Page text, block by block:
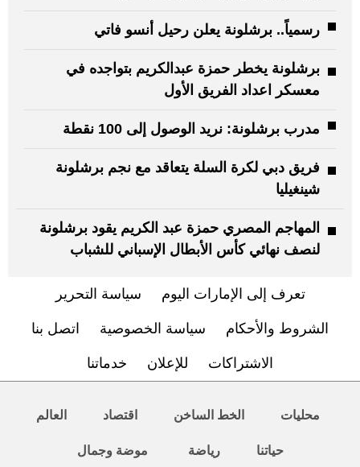
رسمياً.. برشلونة يعلن رحيل أنسو فاتي
برشلونة يخطر حمزة عبدالكريم بتواجده في
معسكر اعداد الفريق الأول
مدرب برشلونة: نريد الوصول إلى 100 نقطة
فريق دبي لكرة السلة يتعاقد مع نجم برشلونة
شينغيليا
المهاجم المصري حمزة عبد الكريم يقود برشلونة
لنصف نهائي كأس الأبطال الإسباني للشباب
تعرف إلى الإمارات اليوم سياسة التحرير
الشروط والأحكام سياسة الخصوصية اتصل بنا
الاشتراكات للإعلان خدماتنا
محليات الخط الساخن اقتصاد العالم
حياتنا رياضة موضة وجمال